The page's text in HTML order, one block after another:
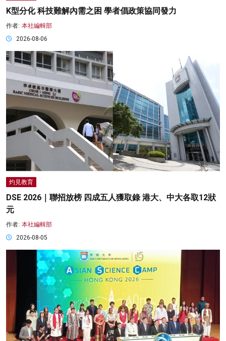
K型分化 科技難解內需之困 學者倡政策協同發力
作者: 本社編輯部
2026-08-06
灼見教育
DSE 2026｜聯招放榜 四成五人獲取錄 港大、中大各取12狀
元
作者: 本社編輯部
2026-08-05